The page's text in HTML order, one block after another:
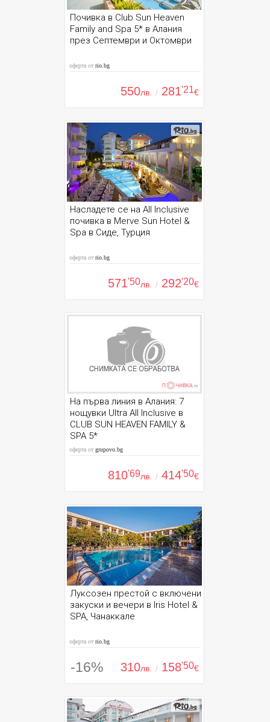
Почивка в Club Sun Heaven
Family and Spa 5* в Алания
през Септември и Октомври
оферта отrio.bg
550лв. / 281'21€
Насладете се на All Inclusive
почивка в Merve Sun Hotel &
Spa в Сиде, Турция
оферта отrio.bg
571'50лв. / 292'20€
На първа линия в Алания: 7
нощувки Ultra All Inclusive в
CLUB SUN HEAVEN FAMILY &
SPA 5*
оферта отgrupovo.bg
810'69лв. / 414'50€
Луксозен престой с включени
закуски и вечери в Iris Hotel &
SPA, Чанаккале
оферта отrio.bg
-16% 310лв. / 158'50€